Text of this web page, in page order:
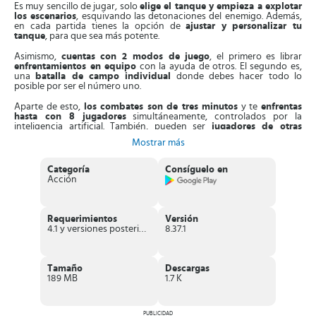
Es muy sencillo de jugar, solo elige el tanque y empieza a explotar
los escenarios, esquivando las detonaciones del enemigo. Además,
en cada partida tienes la opción deajustar y personalizar tu
tanque, para que sea más potente.
Asimismo, cuentas con 2 modos de juego, el primero es librar
enfrentamientos en equipo con la ayuda de otros. El segundo es,
una
batalla de campo individual
donde debes hacer todo lo
posible por ser el número uno.
Aparte de esto, los combates son de tres minutos y teenfrentas
hasta con 8 jugadoressimultáneamente, controlados por la
inteligencia artificial. También, pueden ser jugadores de otras
Si ganas, obtienes recursos para comprar
accesorios nuevos para los tanques y añadirle nuevas funciones.
También,dispones de 2 tipos de controles, uno dirige la dirección
de movimiento del tanque. El otro es para apuntar el cañón y
disparar contra el oponente. Gracias a este mecanismo, puedes
Además, cuentas con una extensa sección de tanques potentes
con diferentes estrategias de combate. Por ejemplo, los
sirven para familiarizarse con el terreno de tu rival. Los
A medida que progresas, desbloqueas tanques nuevos
Mostrar más
Categoría
Acción
Consíguelo en
Requerimientos
4.1 y versiones posteriores
Versión
8.37.1
Tamaño
189 MB
Descargas
1.7 K
PUBLICIDAD